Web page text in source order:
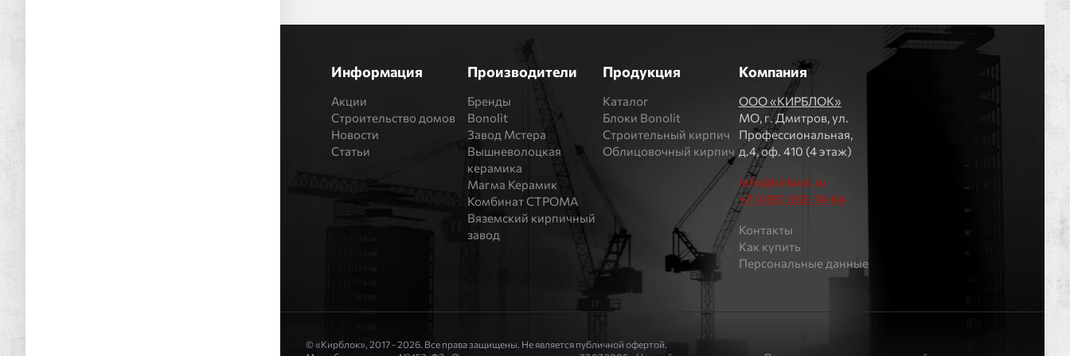
Информация
Акции
Строительство домов
Новости
Статьи
Производители
Бренды
Bonolit
Завод Мстера
Вышневолоцкая
керамика
Магма Керамик
Комбинат СТРОМА
Вяземский кирпичный
завод
Продукция
Каталог
Блоки Bonolit
Строительный кирпич
Облицовочный кирпич
Компания
ООО «КИРБЛОК»
МO, г. Дмитров, ул.
Профессиональная,
д.4, оф. 410 (4 этаж)
info@kirblok.ru
+7 (495) 363-74-64
Контакты
Как купить
Персональные данные
© «Кирблок», 2017 - 2026. Все права защищены. Не является публичной офертой.